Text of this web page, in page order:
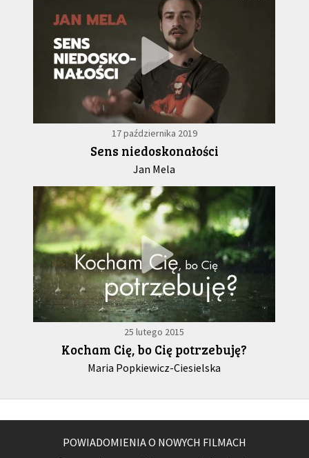
17 października 2019
Sens niedoskonałości
Jan Mela
25 lutego 2015
Kocham Cię, bo Cię potrzebuję?
Maria Popkiewicz-Ciesielska
POWIADOMIENIA O NOWYCH FILMACH